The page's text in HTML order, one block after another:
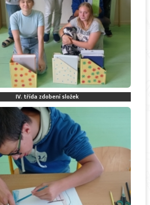
IV. třída zdobení složek